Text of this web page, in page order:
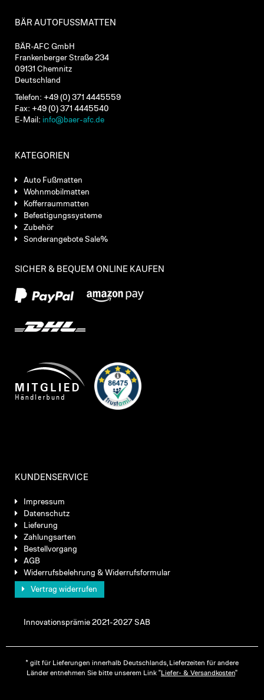
BÄR AUTOFUSSMATTEN
BÄR-AFC GmbH
Frankenberger Straße 234
09131 Chemnitz
Deutschland
Telefon: +49 (0) 371 4445559
Fax: +49 (0) 371 4445540
E-Mail: info@baer-afc.de
KATEGORIEN
Auto Fußmatten
Wohnmobilmatten
Kofferraummatten
Befestigungssysteme
Zubehör
Sonderangebote Sale%
SICHER & BEQUEM ONLINE KAUFEN
KUNDENSERVICE
Impressum
Datenschutz
Lieferung
Zahlungsarten
Bestellvorgang
AGB
Widerrufsbelehrung & Widerrufsformular
Vertrag widerrufen
Innovationsprämie 2021-2027 SAB
* gilt für Lieferungen innerhalb Deutschlands, Lieferzeiten für andere
Länder entnehmen Sie bitte unserem Link "Liefer- & Versandkosten"